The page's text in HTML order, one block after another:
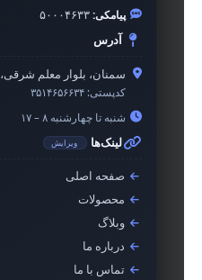
پیامکی:۵۰۰۰۴۶۳۳
آدرس
سمنان، بلوار معلم
کدپستی: ۳۵۱۴۶۵۶۶۳۴
شنبه تا چهارشنبه ۸ – ۱۷
لینک‌ها ویرایش
صفحه اصلی
محصولات
وبلاگ
درباره ما
تماس با ما